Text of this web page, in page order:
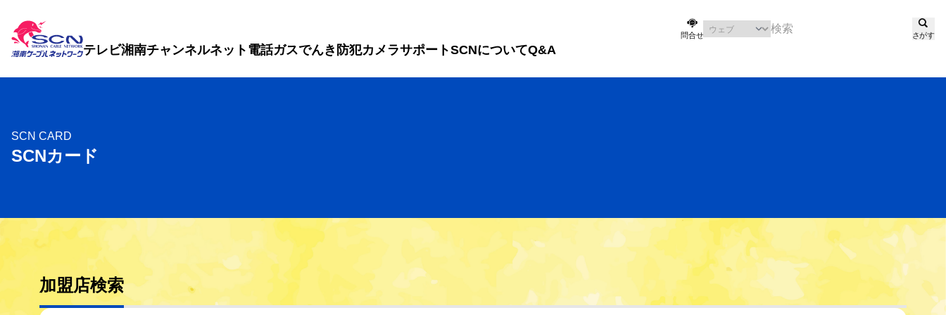
テレビ湘南チャンネルネット 電話ガスでんき 防犯カメラサポートSCNについてQ&A
SCN CARD
SCNカード
加盟店検索